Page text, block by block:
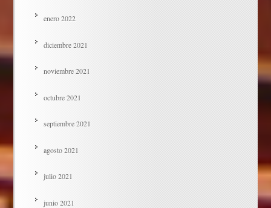
enero 2022
diciembre 2021
noviembre 2021
octubre 2021
septiembre 2021
agosto 2021
julio 2021
junio 2021